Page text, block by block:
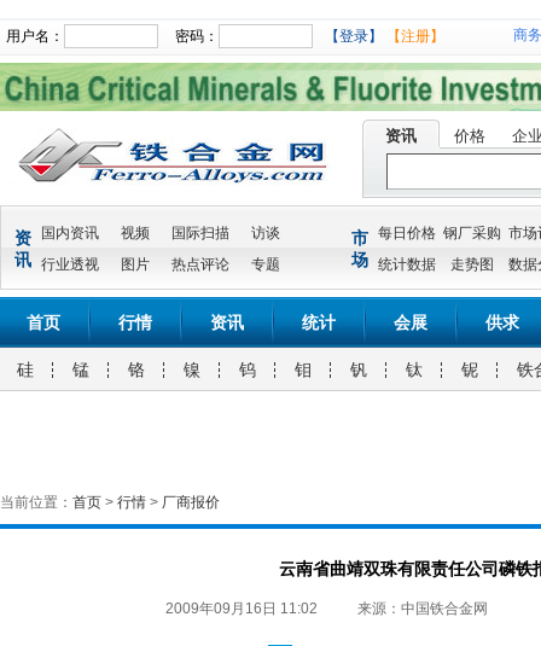
用户名： 密码： 【登录】 【注册】 商
资讯 价格 企
资
讯
国内资讯 视频 国际扫描
访谈
行业透视
图片 热点评论 专题
市
场
每日价格 钢厂采购 市场
统计数据
走势图 数据
首页 行情 资讯 统计 会展 供求
硅 锰 铬 镍 钨 钼 钒 钛 铌 铁
当前位置： 首页 > 行情 > 厂商报价
云南省曲靖双珠有限责任公司磷铁
2009年09月16日 11:02 来源：中国铁合金网